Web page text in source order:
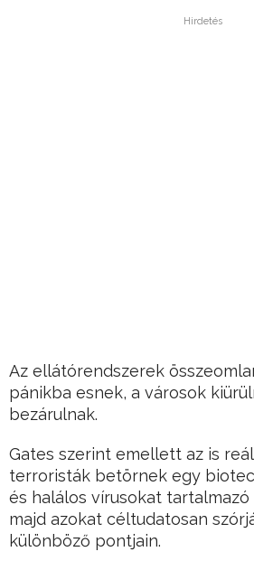
Hirdetés
Az ellátórendszerek
pánikba esnek, a városok
bezárulnak.
Gates szerint emellett az is
terroristák betörnek egy
és halálos vírusokat
majd azokat céltudatosan
különböző pontjain.